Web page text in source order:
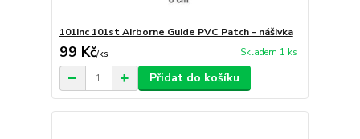
101inc 101st Airborne Guide PVC Patch - nášivka
99 Kč/ks Skladem 1 ks
Přidat do košíku